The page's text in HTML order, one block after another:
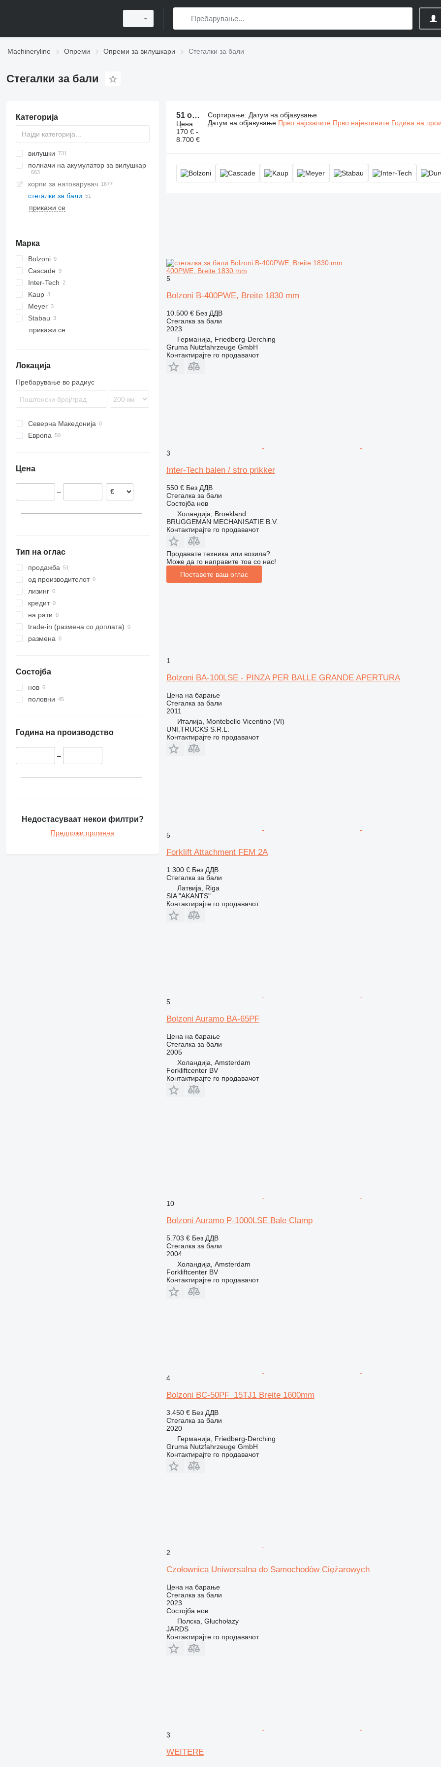
Machineryline Опреми Опреми за вилушкари Стегалки за бали
Стегалки за бали
Категорија
вилушки
полначи на акумулатор за вилушкар
корпи за натоварувач
стегалки за бали
прикажи се
Марка
Bolzoni
Cascade
Inter-Tech
Kaup
Meyer
Stabau
прикажи се
Локација
Пребарување во радиус
Северна Македонија
Европа
Италија
Полска
Цена
–
Тип на оглас
продажба
од производителот
лизинг
кредит
на рати
trade-in (размена со доплата)
размена
Состојба
нов
половни
Година на производство
–
Недостасуваат некои филтри?
Предложи промена
51 огласа: Стегалки за бали, шепа за бали, шепа за бали за вилушкар
Цена:
170 € -
8.700 €
Сортирање: Датум на објавување
Датум на објавување Прво најскапите Прво најевтините Година на
400PWE, Breite 1830 mm
5
Bolzoni B-400PWE, Breite 1830 mm
10.500 € Без ДДВ
Стегалка за бали
2023
Германија, Friedberg-Derching
Gruma Nutzfahrzeuge GmbH
Контактирајте го продавачот
3
Inter-Tech balen / stro prikker
550 € Без ДДВ
Стегалка за бали
Состојба нов
Холандија, Broekland
BRUGGEMAN MECHANISATIE B.V.
Контактирајте го продавачот
Продавате техника или возила?
Може да го направите тоа со нас!
Поставете ваш оглас
1
Bolzoni BA-100LSE - PINZA PER BALLE GRANDE APERTURA
Цена на барање
Стегалка за бали
2011
Италија, Montebello Vicentino (VI)
UNI.TRUCKS S.R.L.
Контактирајте го продавачот
5
Forklift Attachment FEM 2A
1.300 € Без ДДВ
Стегалка за бали
Латвија, Riga
SIA "AKANTS"
Контактирајте го продавачот
5
Bolzoni Auramo BA-65PF
Цена на барање
Стегалка за бали
2005
Холандија, Amsterdam
Forkliftcenter BV
Контактирајте го продавачот
10
Bolzoni Auramo P-1000LSE Bale Clamp
5.703 € Без ДДВ
Стегалка за бали
2004
Холандија, Amsterdam
Forkliftcenter BV
Контактирајте го продавачот
4
Bolzoni BC-50PF_15TJ1 Breite 1600mm
3.450 € Без ДДВ
Стегалка за бали
2020
Германија, Friedberg-Derching
Gruma Nutzfahrzeuge GmbH
Контактирајте го продавачот
2
Czołownica Uniwersalna do Samochodów Ciężarowych
Цена на барање
Стегалка за бали
2023
Состојба нов
Полска, Głuchołazy
JARDS
Контактирајте го продавачот
3
WEITERE